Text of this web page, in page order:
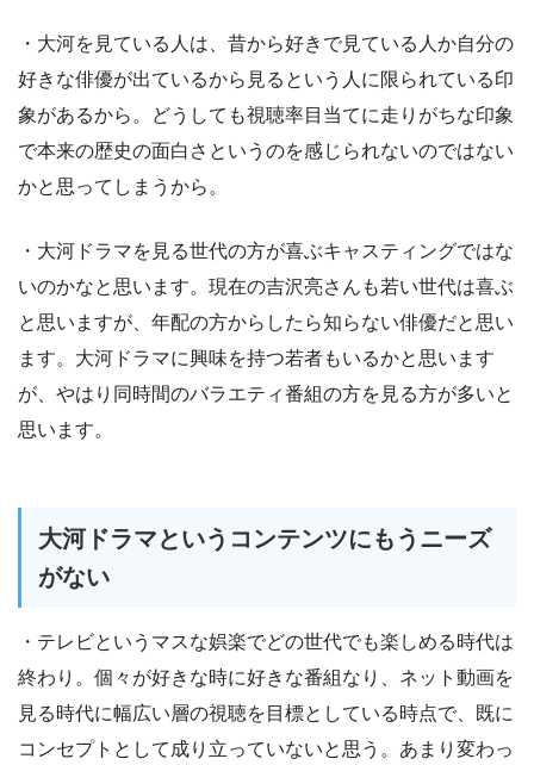
・大河を見ている人は、昔から好きで見ている人か自分の
好きな俳優が出ているから見るという人に限られている印
象があるから。どうしても視聴率目当てに走りがちな印象
で本来の歴史の面白さというのを感じられないのではない
かと思ってしまうから。
・大河ドラマを見る世代の方が喜ぶキャスティングではな
いのかなと思います。現在の吉沢亮さんも若い世代は喜ぶ
と思いますが、年配の方からしたら知らない俳優だと思い
ます。大河ドラマに興味を持つ若者もいるかと思います
が、やはり同時間のバラエティ番組の方を見る方が多いと
思います。
大河ドラマというコンテンツにもうニーズ
がない
・テレビというマスな娯楽でどの世代でも楽しめる時代は
終わり。個々が好きな時に好きな番組なり、ネット動画を
見る時代に幅広い層の視聴を目標としている時点で、既に
コンセプトとして成り立っていないと思う。あまり変わっ